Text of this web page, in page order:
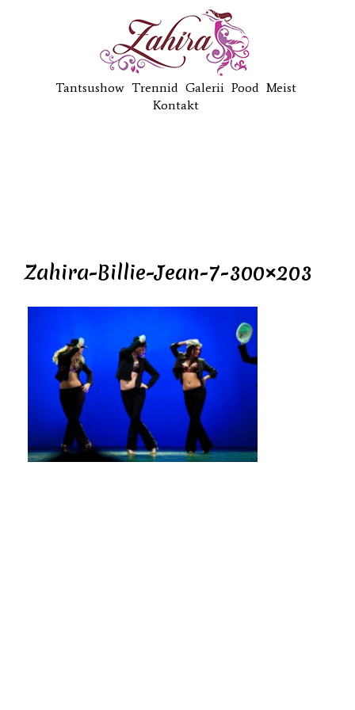
Tantsushow Trennid Galerii Pood Meist
Kontakt
Zahira-Billie-Jean-7-300×203